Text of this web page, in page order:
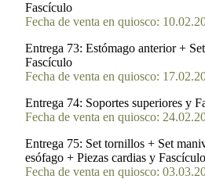
Fascículo
Fecha de venta en quiosco:
Entrega 73: Estómago anterior +
Fascículo
Fecha de venta en quiosco:
Entrega 74: Soportes superiores y
Fecha de venta en quiosco:
Entrega 75: Set tornillos + Set
esófago + Piezas cardias y Fascículo
Fecha de venta en quiosco: